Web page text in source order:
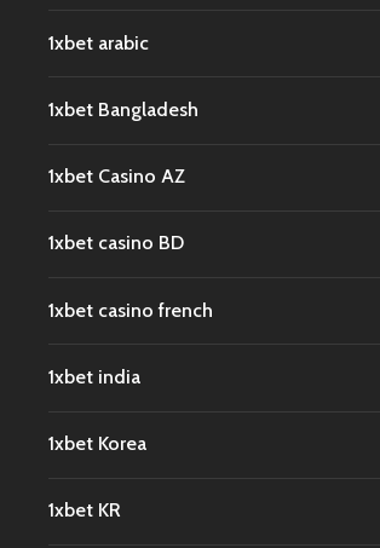
1xbet arabic
1xbet Bangladesh
1xbet Casino AZ
1xbet casino BD
1xbet casino french
1xbet india
1xbet Korea
1xbet KR